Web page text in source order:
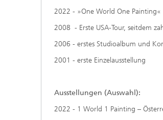
2022 - »One World One Painting«
2008 - Erste USA-Tour, seitdem
2006 - erstes Studioalbum und
2001 - erste Einzelausstellung
Ausstellungen (Auswahl):
2022 - 1 World 1 Painting –